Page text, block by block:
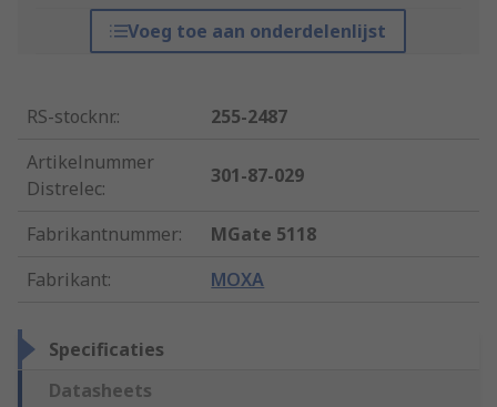
Voeg toe aan onderdelenlijst
RS-stocknr.:
255-2487
Artikelnummer
Distrelec:
301-87-029
Fabrikantnummer:
MGate 5118
Fabrikant: MOXA
Specificaties
Datasheets